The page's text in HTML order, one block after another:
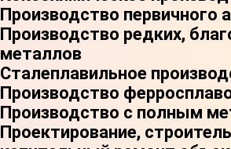
Производство первичного
Производство редких,
металлов
Сталеплавильное
Производство
Производство с полным
Проектирование,